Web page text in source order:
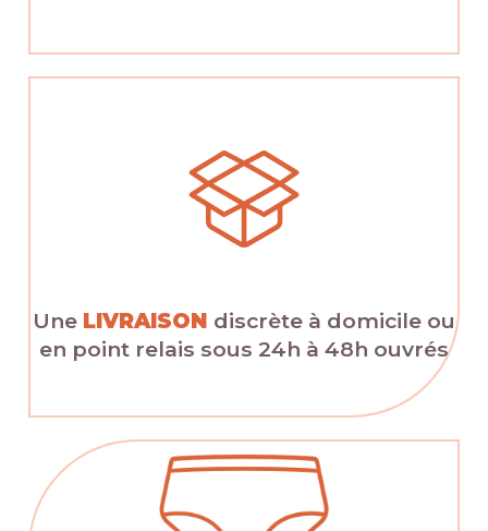
Une LIVRAISON discrète à domicile ou
en point relais sous 24h à 48h ouvrés